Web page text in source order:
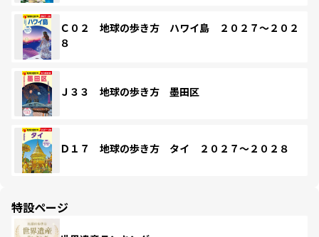
Ｃ０２ 地球の歩き方 ハワイ島 ２０２７～２０２
８
Ｊ３３ 地球の歩き方 墨田区
Ｄ１７ 地球の歩き方 タイ ２０２７～２０２８
特設ページ